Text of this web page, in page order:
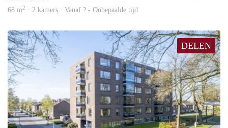
68 m2 · 2 kamers · Vanaf ? - Onbepaalde tijd
DELEN